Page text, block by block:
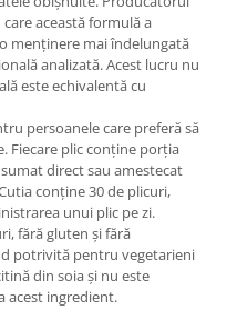
această formulă a
menținere mai îndelungată
analizată. Acest lucru nu
este echivalentă cu
persoanele care preferă să
Fiecare plic conține porția
direct sau amestecat
conține 30 de plicuri,
unui plic pe zi.
fără gluten și fără
potrivită pentru vegetarieni
din soia și nu este
acest ingredient.